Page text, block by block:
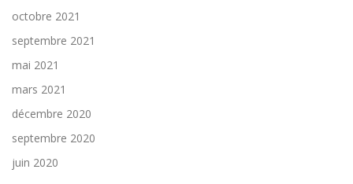
octobre 2021
septembre 2021
mai 2021
mars 2021
décembre 2020
septembre 2020
juin 2020